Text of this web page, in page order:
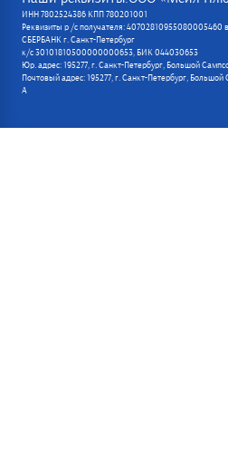
ИНН 7802524386 КПП 780201001
Реквизиты р /с получателя:
СБЕРБАНК г. Санкт-Петербург
к/с 30101810500000000653, БИК 044030653
Юр. адрес: 195277, г. Санкт-Петербург, Большой
Почтовый адрес: 195277, г. Санкт-Петербург,
А